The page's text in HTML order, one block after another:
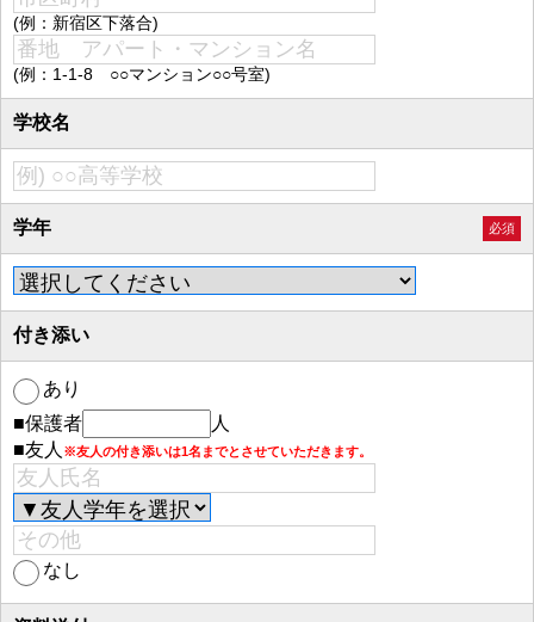
(例：新宿区下落合)
(例：1-1-8 ○○マンション○○号室)
学校名
学年 必須
付き添い
あり
■保護者
人
■友人 ※友人の付き添いは1名までとさせていただきます。
なし